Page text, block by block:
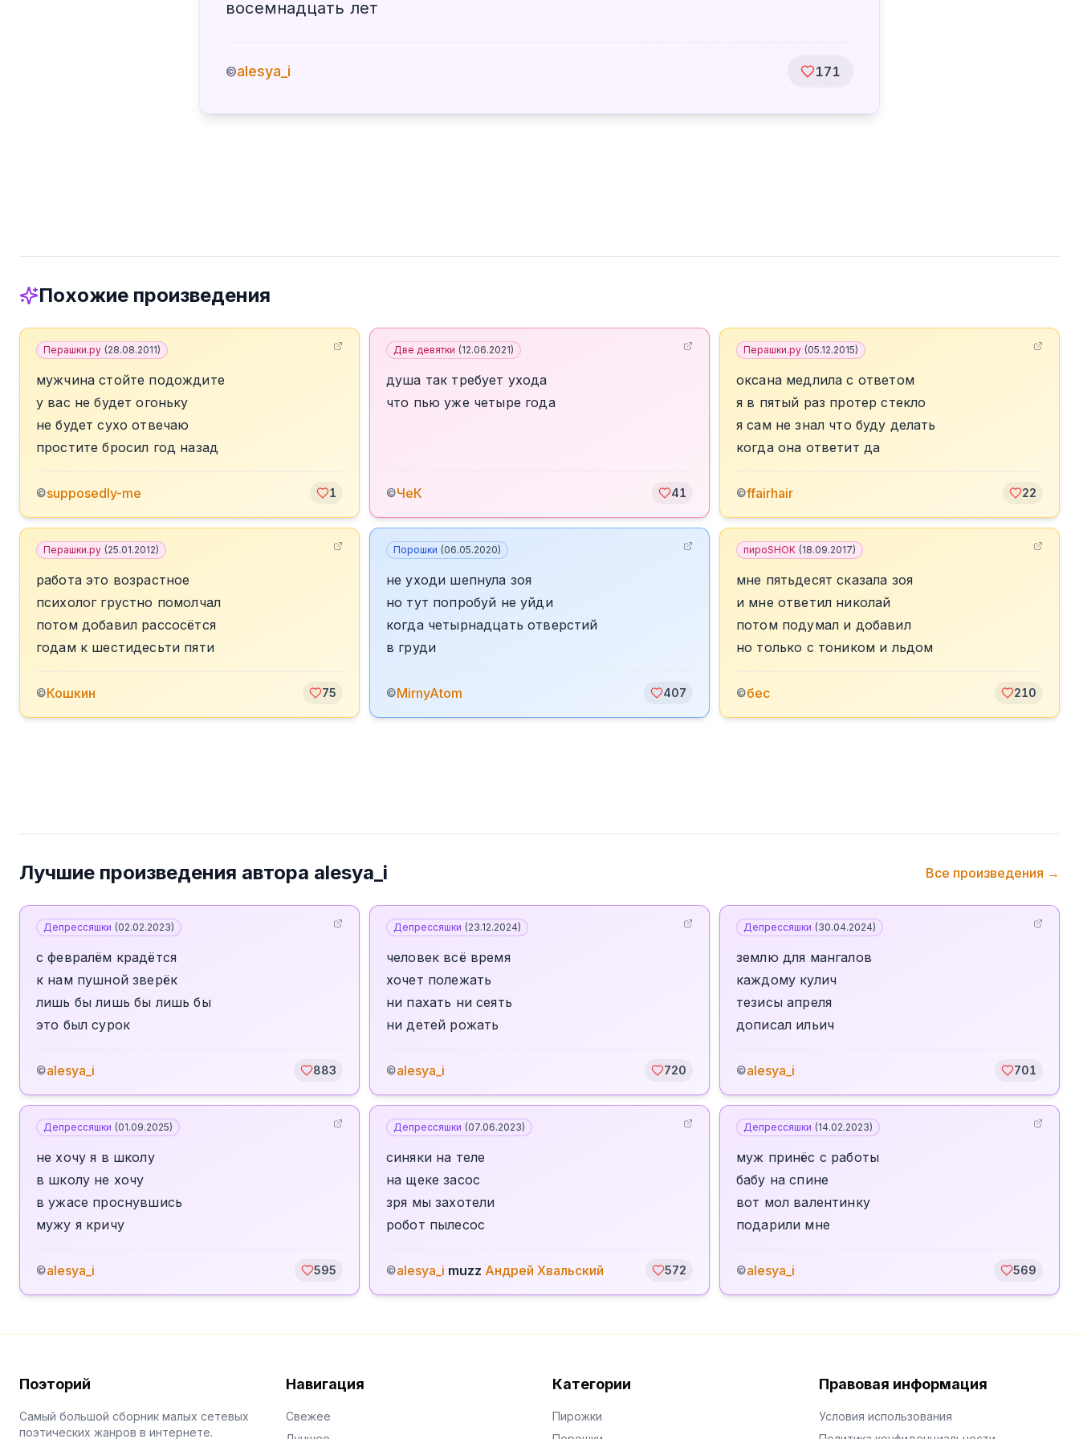
восемнадцать лет
©alesya_i 171
Похожие произведения
Перашки.ру (28.08.2011)
мужчина стойте подождите
у вас не будет огоньку
не будет сухо отвечаю
простите бросил год назад
©supposedly-me 1
Две девятки (12.06.2021)
душа так требует ухода
что пью уже четыре года
©ЧеК 41
Перашки.ру (05.12.2015)
оксана медлила с ответом
я в пятый раз протер стекло
я сам не знал что буду делать
когда она ответит да
©ffairhair 22
Перашки.ру (25.01.2012)
работа это возрастное
психолог грустно помолчал
потом добавил рассосётся
годам к шестидесьти пяти
©Кошкин 75
Порошки (06.05.2020)
не уходи шепнула зоя
но тут попробуй не уйди
когда четырнадцать отверстий
в груди
©MirnyAtom 407
пироSHOK (18.09.2017)
мне пятьдесят сказала зоя
и мне ответил николай
потом подумал и добавил
но только с тоником и льдом
©бес 210
Лучшие произведения автора alesya_i Все произведения →
Депрессяшки (02.02.2023)
с февралём крадётся
к нам пушной зверёк
лишь бы лишь бы лишь бы
это был сурок
©alesya_i 883
Депрессяшки (23.12.2024)
человек всё время
хочет полежать
ни пахать ни сеять
ни детей рожать
©alesya_i 720
Депрессяшки (30.04.2024)
землю для мангалов
каждому кулич
тезисы апреля
дописал ильич
©alesya_i 701
Депрессяшки (01.09.2025)
не хочу я в школу
в школу не хочу
в ужасе проснувшись
мужу я кричу
©alesya_i 595
Депрессяшки (07.06.2023)
синяки на теле
на щеке засос
зря мы захотели
робот пылесос
©alesya_i muzz Андрей Хвальский 572
Депрессяшки (14.02.2023)
муж принёс с работы
бабу на спине
вот мол валентинку
подарили мне
©alesya_i 569
Поэторий
Самый большой сборник малых сетевых
поэтических жанров в интернете.
Навигация
Свежее
Категории
Пирожки
Правовая информация
Условия использования